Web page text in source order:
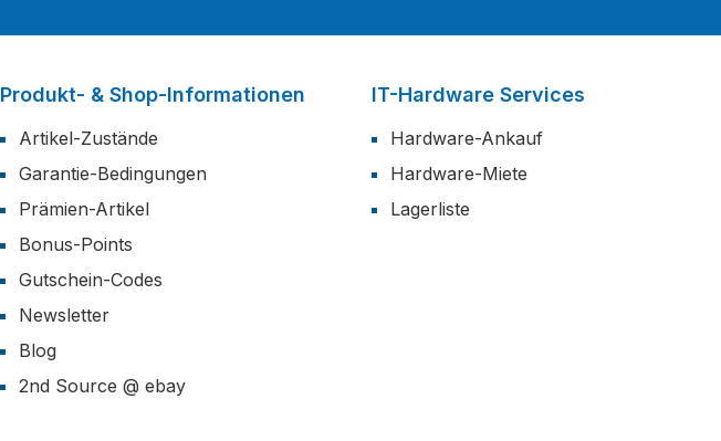
Produkt- & Shop-Informationen
Artikel-Zustände
Garantie-Bedingungen
Prämien-Artikel
Bonus-Points
Gutschein-Codes
Newsletter
Blog
2nd Source @ ebay
IT-Hardware Services
Hardware-Ankauf
Hardware-Miete
Lagerliste